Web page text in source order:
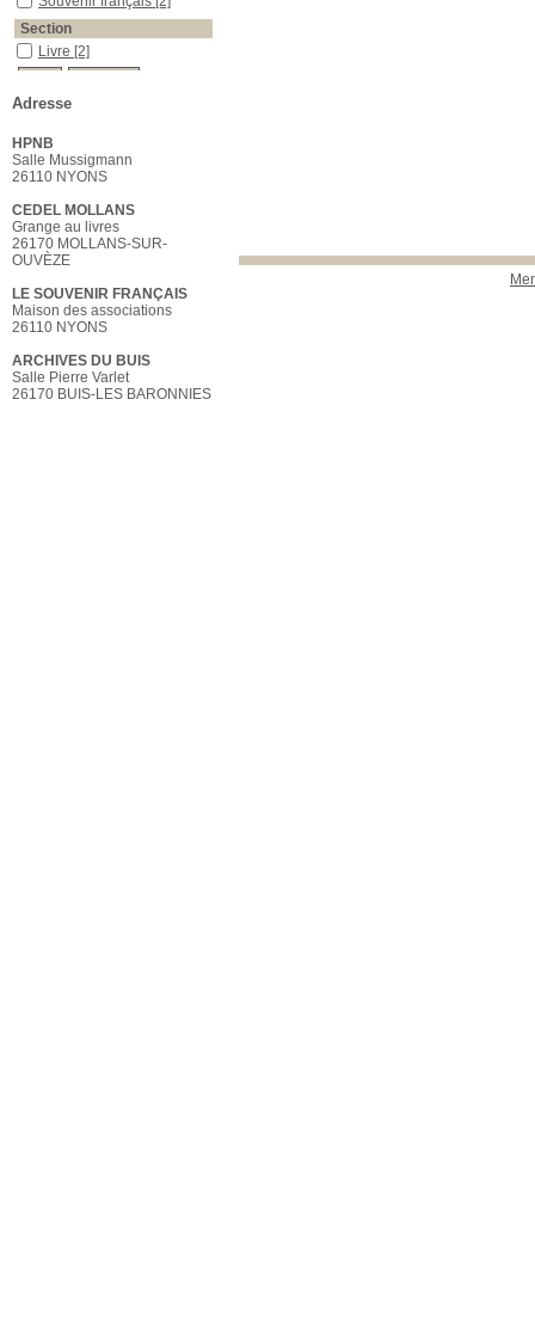
Section
LivreLivre [2]
Adresse
HPNB
Salle Mussigmann
26110 NYONS
CEDEL MOLLANS
Grange au livres
26170 MOLLANS-SUR-
OUVÈZE
LE SOUVENIR FRANÇAIS
Maison des associations
26110 NYONS
ARCHIVES DU BUIS
Salle Pierre Varlet
26170 BUIS-LES BARONNIES